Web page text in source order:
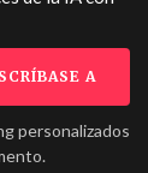
personalizados